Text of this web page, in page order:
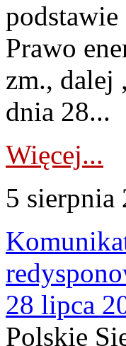
Prawo
zm., dalej
dnia 28...
Więcej...
5 sierpnia
28 lipca
Polskie